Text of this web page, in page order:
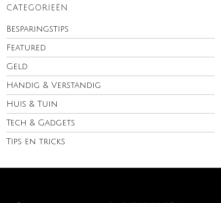
CATEGORIEËN
Besparingstips
Featured
Geld
Handig & Verstandig
Huis & Tuin
Tech & Gadgets
Tips en tricks